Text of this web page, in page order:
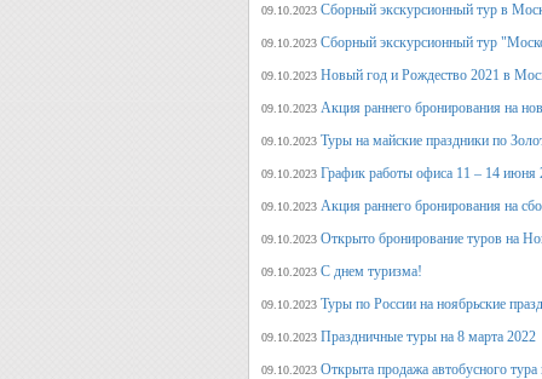
09.10.2023 Сборный экскурсионный тур в
09.10.2023 Сборный экскурсионный тур
09.10.2023 Новый год и Рождество 2021 в
09.10.2023 Акция раннего бронирования на
09.10.2023 Туры на майские праздники по
09.10.2023 График работы офиса 11 – 14 июня
09.10.2023 Акция раннего бронирования на
09.10.2023 Открыто бронирование туров на
09.10.2023 С днем туризма!
09.10.2023 Туры по России на ноябрьские
09.10.2023 Праздничные туры на 8 марта 2022
09.10.2023 Открыта продажа автобусного